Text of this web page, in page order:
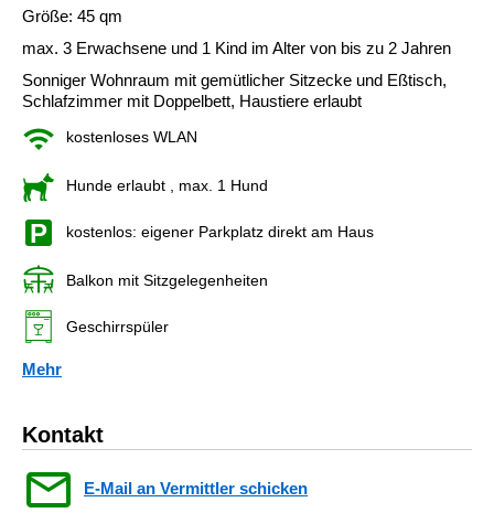
Größe: 45 qm
max. 3 Erwachsene und 1 Kind im Alter von bis zu 2 Jahren
Sonniger Wohnraum mit gemütlicher Sitzecke und Eßtisch,
Schlafzimmer mit Doppelbett, Haustiere erlaubt
kostenloses WLAN
Hunde erlaubt , max. 1 Hund
kostenlos: eigener Parkplatz direkt am Haus
Balkon mit Sitzgelegenheiten
Geschirrspüler
Mehr
Kontakt
E-Mail an Vermittler schicken